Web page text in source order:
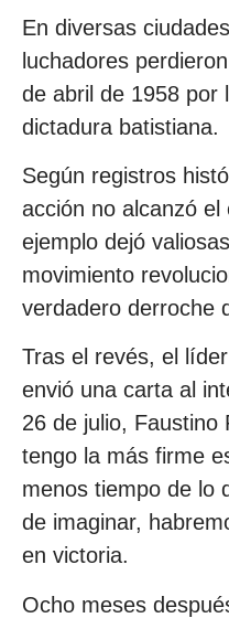
En diversas
luchadores
de abril de 1958 por
dictadura batistiana.
Según registros
acción no alcanzó
ejemplo dejó
movimiento
verdadero derroche
Tras el revés, el
envió una carta al
26 de julio, Faustino
tengo la más firme
menos tiempo de lo
de imaginar,
en victoria.
Ocho meses